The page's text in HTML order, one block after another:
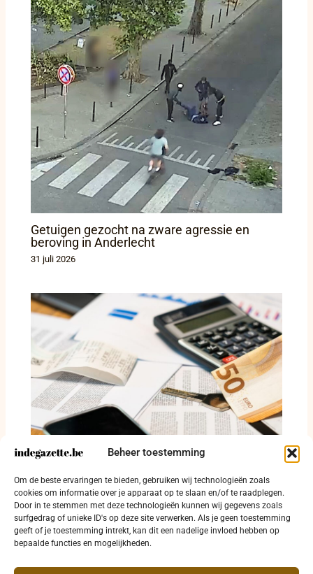
Beheer toestemming
Om de beste ervaringen te bieden, gebruiken wij technologieën zoals
cookies om informatie over je apparaat op te slaan en/of te raadplegen.
Door in te stemmen met deze technologieën kunnen wij gegevens zoals
surfgedrag of unieke ID's op deze site verwerken. Als je geen toestemming
geeft of je toestemming intrekt, kan dit een nadelige invloed hebben op
bepaalde functies en mogelijkheden.
Getuigen gezocht na zware agressie en
beroving in Anderlecht
31 juli 2026
Twaalf veroordeeld in fraudezaak met ruim
13,5 miljoen euro crimineel voordeel
30 juli 2026